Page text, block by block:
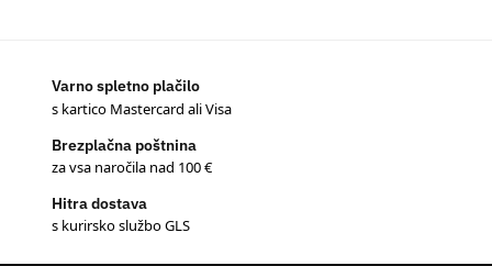
Varno spletno plačilo
s kartico Mastercard ali Visa
Brezplačna poštnina
za vsa naročila nad 100 €
Hitra dostava
s kurirsko službo GLS